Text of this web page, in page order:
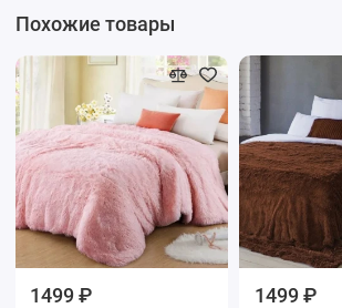
Похожие товары
1499 ₽ 1499 ₽